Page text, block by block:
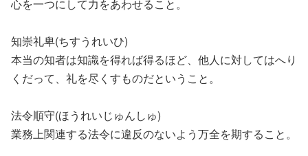
心を一つにして力をあわせること。
知崇礼卑(ちすうれいひ)
本当の知者は知識を得れば得るほど、他人に対してはへり
くだって、礼を尽くすものだということ。
法令順守(ほうれいじゅんしゅ)
業務上関連する法令に違反のないよう万全を期すること。